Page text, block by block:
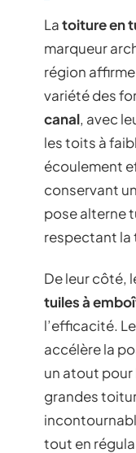
Latoiture en
marqueur
région
variété des
canal, avec
les toits à
écoulement
conservant
pose alterne
respectant la
De leur côté,
tuiles à
l’efficacité.
accélère la
un atout pour
grandes
tout en